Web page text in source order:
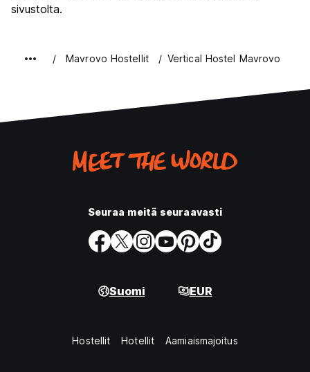
sivustolta.
Mavrovo Hostellit Vertical Hostel Mavrovo
Seuraa meitä seuraavasti
Suomi EUR
Hostellit Hotellit Aamiaismajoitus